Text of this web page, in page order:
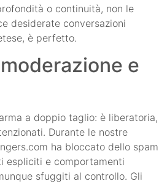
o continuità, non le
desiderate conversazioni
è perfetto.
e
a doppio taglio: è liberatoria,
Durante le nostre
ha bloccato dello spam
espliciti e comportamenti
sfuggiti al controllo. Gli